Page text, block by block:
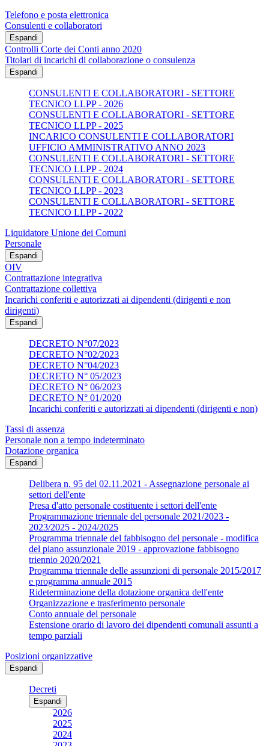
Telefono e posta elettronica
Consulenti e collaboratori
Espandi
Controlli Corte dei Conti anno 2020
Titolari di incarichi di collaborazione o consulenza
Espandi
CONSULENTI E COLLABORATORI - SETTORE
TECNICO LLPP - 2026
CONSULENTI E COLLABORATORI - SETTORE
TECNICO LLPP - 2025
INCARICO CONSULENTI E COLLABORATORI
UFFICIO AMMINISTRATIVO ANNO 2023
CONSULENTI E COLLABORATORI - SETTORE
TECNICO LLPP - 2024
CONSULENTI E COLLABORATORI - SETTORE
TECNICO LLPP - 2023
CONSULENTI E COLLABORATORI - SETTORE
TECNICO LLPP - 2022
Liquidatore Unione dei Comuni
Personale
Espandi
OIV
Contrattazione integrativa
Contrattazione collettiva
Incarichi conferiti e autorizzati ai dipendenti (dirigenti e non
dirigenti)
Espandi
DECRETO N°07/2023
DECRETO N°02/2023
DECRETO N°04/2023
DECRETO N° 05/2023
DECRETO N° 06/2023
DECRETO N° 01/2020
Incarichi conferiti e autorizzati ai dipendenti (dirigenti e non)
Tassi di assenza
Personale non a tempo indeterminato
Dotazione organica
Espandi
Delibera n. 95 del 02.11.2021 - Assegnazione personale ai
settori dell'ente
Presa d'atto personale costituente i settori dell'ente
Programmazione triennale del personale 2021/2023 -
2023/2025 - 2024/2025
Programma triennale del fabbisogno del personale - modifica
del piano assunzionale 2019 - approvazione fabbisogno
triennio 2020/2021
Programma triennale delle assunzioni di personale 2015/2017
e programma annuale 2015
Rideterminazione della dotazione organica dell'ente
Organizzazione e trasferimento personale
Conto annuale del personale
Estensione orario di lavoro dei dipendenti comunali assunti a
tempo parziali
Posizioni organizzative
Espandi
Decreti
Espandi
2026
2025
2024